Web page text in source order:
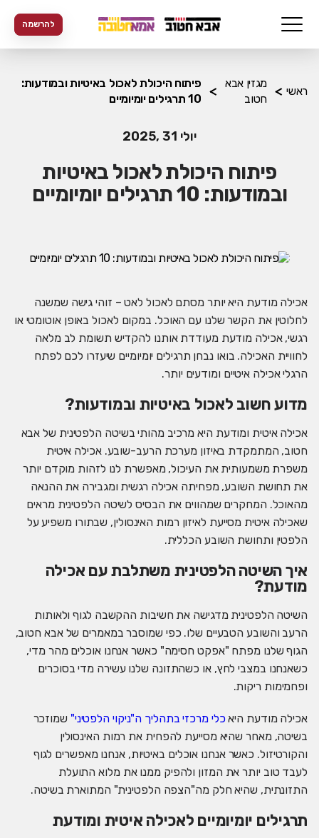
להרשמה
ראשי
מגזין אבא
חטוב
פיתוח היכולת לאכול באיטיות ובמודעות:
10 תרגילים יומיומיים
יולי 31 ,2025
פיתוח היכולת לאכול באיטיות
ובמודעות: 10 תרגילים יומיומיים
אכילה מודעת היא יותר מסתם לאכול לאט – זוהי גישה שמשנה
לחלוטין את הקשר שלנו עם האוכל. במקום לאכול באופן אוטומטי או
רגשי, אכילה מודעת מעודדת אותנו להקדיש תשומת לב מלאה
לחוויית האכילה. בואו נבחן תרגילים יומיומיים שיעזרו לכם לפתח
הרגלי אכילה איטיים ומודעים יותר.
מדוע חשוב לאכול באיטיות ובמודעות?
אכילה איטית ומודעת היא מרכיב מהותי בשיטה הלפטינית של אבא
חטוב, המתמקדת באיזון מערכת הרעב-שובע. אכילה איטית
משפרת משמעותית את העיכול, מאפשרת לנו לזהות מוקדם יותר
את תחושת השובע, מפחיתה אכילה רגשית ומגבירה את ההנאה
מהאוכל. המחקרים שמהווים את הבסיס לשיטה הלפטינית מראים
שאכילה איטית מסייעת לאיזון רמות האינסולין, שבתורו משפיע על
הלפטין ותחושת השובע הכללית.
איך השיטה הלפטינית משתלבת עם אכילה
מודעת?
השיטה הלפטינית מדגישה את חשיבות ההקשבה לגוף ולאותות
הרעב והשובע הטבעיים שלו. כפי שמוסבר במאמרים של אבא חטוב,
הגוף שלנו מפתח "אפקט חסימה" כאשר אנחנו אוכלים מהר מדי,
כשאנחנו במצבי לחץ, או כשהתזונה שלנו עשירה מדי בסוכרים
ופחמימות ריקות.
אכילה מודעת היאכלי מרכזי בתהליך ה"ניקוי הלפטיני" שמוזכר
בשיטה, מאחר שהיא מסייעת להפחית את רמות האינסולין
והקורטיזול. כאשר אנחנו אוכלים באיטיות, אנחנו מאפשרים לגוף
לעבד טוב יותר את המזון ולהפיק ממנו את מלוא התועלת
התזונתית, שהיא חלק מה"הצפה הלפטינית" המתוארת בשיטה.
תרגילים יומיומיים לאכילה איטית ומודעת